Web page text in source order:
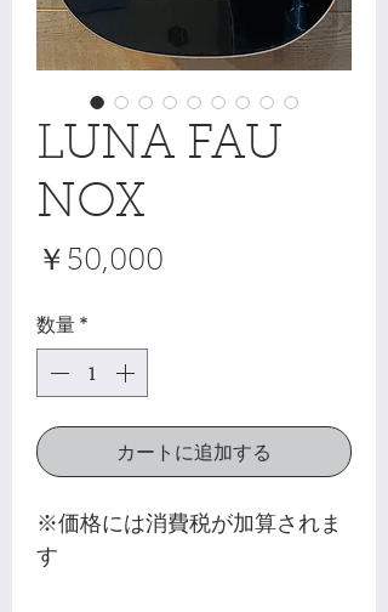
LUNA FAU
NOX
￥50,000
数量*
カートに追加する
※価格には消費税が加算されま
す